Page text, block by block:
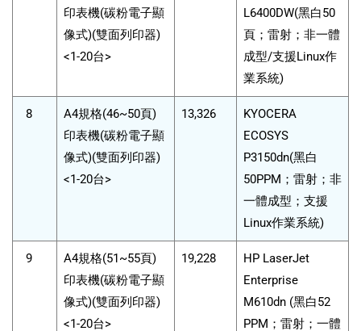
印表機(碳粉電子顯
像式)(雙面列印器)
<1-20台>
L6400DW(黑白50
頁；雷射；非一體
成型/支援Linux作
業系統)
8
A4規格(46~50頁)
印表機(碳粉電子顯
像式)(雙面列印器)
<1-20台>
13,326
KYOCERA
ECOSYS
P3150dn(黑白
50PPM；雷射；非
一體成型；支援
Linux作業系統)
9
A4規格(51~55頁)
印表機(碳粉電子顯
像式)(雙面列印器)
<1-20台>
19,228
HP LaserJet
Enterprise
M610dn (黑白52
PPM；雷射；一體